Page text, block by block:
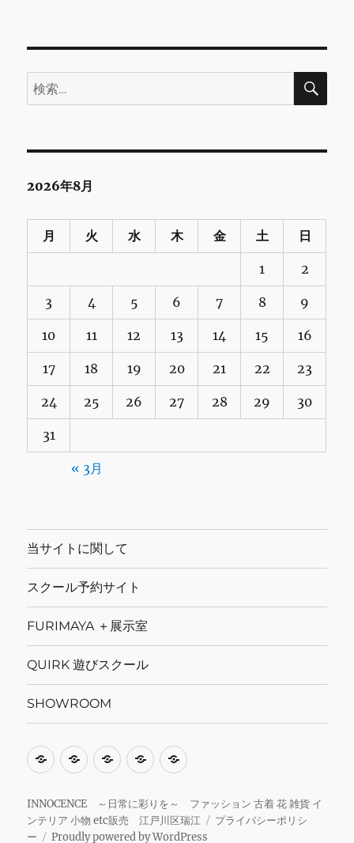
検
索:
検
2026年8月
月 火 水 木 金 土 日
1 2
3 4 5 6 7 8 9
10 11 12 13 14 15 16
17 18 19 20 21 22 23
24 25 26 27 28 29 30
31
« 3月
当サイトに関して
スクール予約サイト
FURIMAYA ＋展示室
QUIRK 遊びスクール
SHOWROOM
当
イ
ト
ス
ー
ル
FURIMAYA
展
示
QUIRK
び
ス
SHOWROOM
INNOCENCE ～日常に彩りを～ ファッション 古着 花 雑貨 イ
ンテリア 小物 etc販売 江戸川区瑞江
プライバシーポリシ
ー
Proudly powered by WordPress